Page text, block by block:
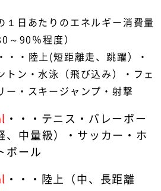
１日あたりのエネルギー消費量
～90％程度）
・・・陸上(短距離走、跳躍）・
トン・水泳（飛び込み）・フェ
ー・スキージャンプ・射撃
・・・テニス・バレーボー
、中量級）・サッカー・ホ
ボール
・・・陸上（中、長距離